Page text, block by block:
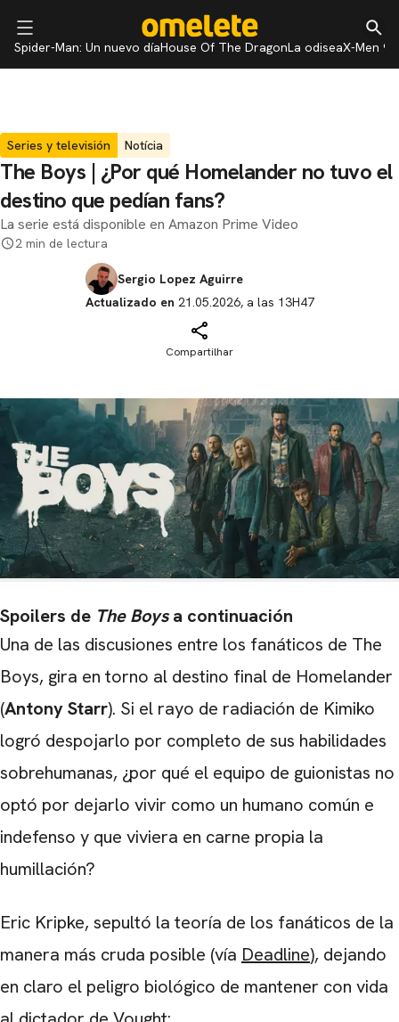
Spider-Man: Un nuevo díaHouse Of The DragonLa odiseaX-Men 97
Series y televisión Notícia
The Boys | ¿Por qué Homelander no tuvo el
destino que pedían fans?
La serie está disponible en Amazon Prime Video
2 min de lectura
Sergio Lopez Aguirre
Actualizado en 21.05.2026, a las 13H47
Compartilhar
Spoilers de The Boysa continuación
Una de las discusiones entre los fanáticos de The
Boys, gira en torno al destino final de Homelander
(Antony Starr). Si el rayo de radiación de Kimiko
logró despojarlo por completo de sus habilidades
sobrehumanas, ¿por qué el equipo de guionistas no
optó por dejarlo vivir como un humano común e
indefenso y que viviera en carne propia la
humillación?
Eric Kripke, sepultó la teoría de los fanáticos de la
manera más cruda posible (vía Deadline), dejando
en claro el peligro biológico de mantener con vida